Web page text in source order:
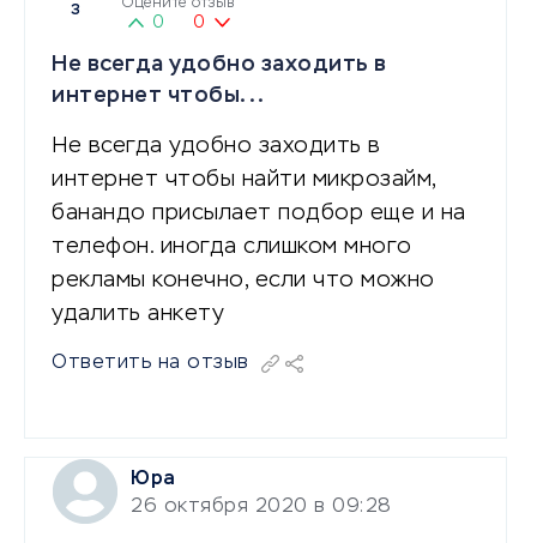
3 Оцените отзыв
0 0
Не всегда удобно заходить в
интернет чтобы...
Не всегда удобно заходить в
интернет чтобы найти микрозайм,
банандо присылает подбор еще и на
телефон. иногда слишком много
рекламы конечно, если что можно
удалить анкету
Ответить на отзыв
Юра
26 октября 2020 в 09:28